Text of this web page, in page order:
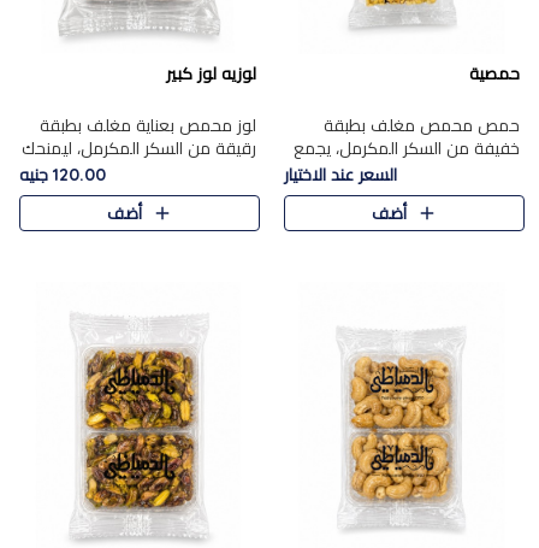
حمصية
حمص محمص مغلف بطبقة
خفيفة من السكر المكرمل، يجمع
بين القرمشة المميزة والطعم
الشرقي الأصيل في واحدة من أشهر
حلويات الموسم.
السعر عند الاختيار
أضف
لوزيه لوز كبير
لوز محمص بعناية مغلف بطبقة
رقيقة من السكر المكرمل، ليمنحك
قرمشة راقية ونكهة غنية تبرز
فخامة اللوز في كل قطعة.
120.00 جنيه
أضف